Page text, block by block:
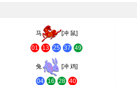
马 [冲 鼠]
01 13 25 37 49
兔 [冲 鸡]
04 16 28 40